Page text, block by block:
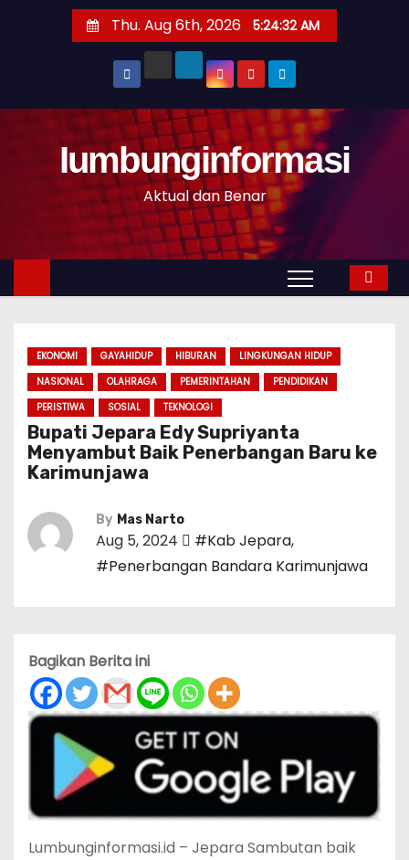
t
n
Thu. Aug 6th, 2026 5:24:33 AM
Iumbunginformasi
Aktual dan Benar
EKONOMI GAYAHIDUP HIBURAN
LINGKUNGAN HIDUP
NASIONAL
OLAHRAGA PEMERINTAHAN
PENDIDIKAN
PERISTIWA
SOSIAL TEKNOLOGI
Bupati Jepara Edy Supriyanta
Menyambut Baik Penerbangan Baru ke
Karimunjawa
By Mas Narto
Aug 5, 2024 #Kab Jepara,
#Penerbangan Bandara Karimunjawa
Bagikan Berita ini
Lumbunginformasi.id – Jepara Sambutan baik